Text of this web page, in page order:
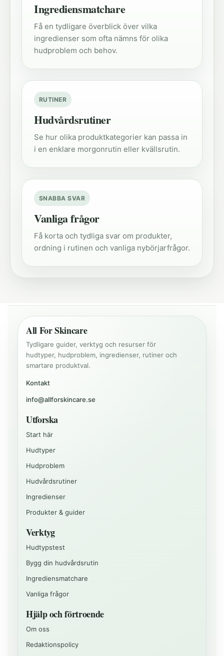
Ingrediensmatchare
Få en tydligare överblick över vilka
ingredienser som ofta nämns för olika
hudproblem och behov.
RUTINER
Hudvårdsrutiner
Se hur olika produktkategorier kan passa in
i en enklare morgonrutin eller kvällsrutin.
SNABBA SVAR
Vanliga frågor
Få korta och tydliga svar om produkter,
ordning i rutinen och vanliga nybörjarfrågor.
All For Skincare
Tydligare guider, verktyg och resurser för
hudtyper, hudproblem, ingredienser, rutiner och
smartare produktval.
Kontakt
info@allforskincare.se
Utforska
Start här
Hudtyper
Hudproblem
Hudvårdsrutiner
Ingredienser
Produkter & guider
Verktyg
Hudtypstest
Bygg din hudvårdsrutin
Ingrediensmatchare
Vanliga frågor
Hjälp och förtroende
Om oss
Redaktionspolicy